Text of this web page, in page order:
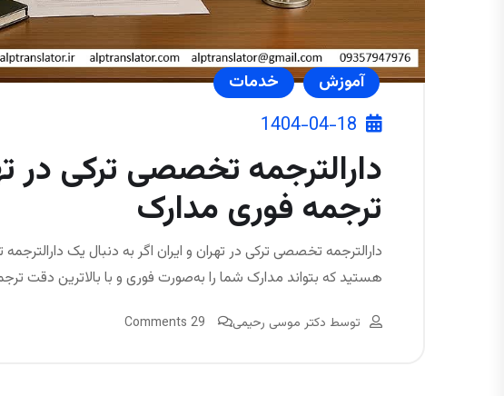
آموزش خدمات
1404-04-18
دارالترجمه تخصصی ترکی در
ترجمه فوری مدارک
دارالترجمه تخصصی ترکی در تهران و ایران اگر به دنبال یک
هستید که بتواند مدارک شما را به‌صورت فوری و با بالاترین دقت
توسط دکتر موسی رحیمی 29 Comments